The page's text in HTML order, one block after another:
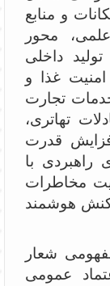
و منابع
محور
داخلی
امنیت غذا و
تجارت
تهاتری،
قدرت
راهبردی با
مخاطرات
هوشمند
شعار
اعتماد عمومی